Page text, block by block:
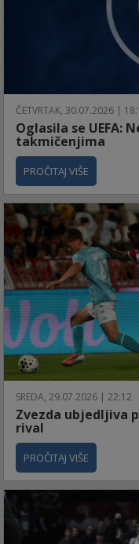
ČETVRTAK, 30.07.2026 |
Oglasila se UEFA:
takmičenjima
PROČITAJ VIŠE
SREDA, 29.07.2026 | 22:12
Zvezda ubjedljiva
rival
PROČITAJ VIŠE